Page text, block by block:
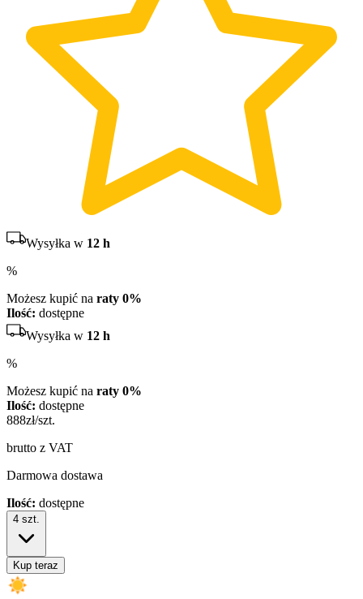
Wysyłka w 12 h
%
Możesz kupić na raty 0%
Ilość: dostępne
Wysyłka w 12 h
%
Możesz kupić na raty 0%
Ilość: dostępne
888zł/szt.
brutto z VAT
Darmowa dostawa
Ilość: dostępne
4 szt.
Kup teraz